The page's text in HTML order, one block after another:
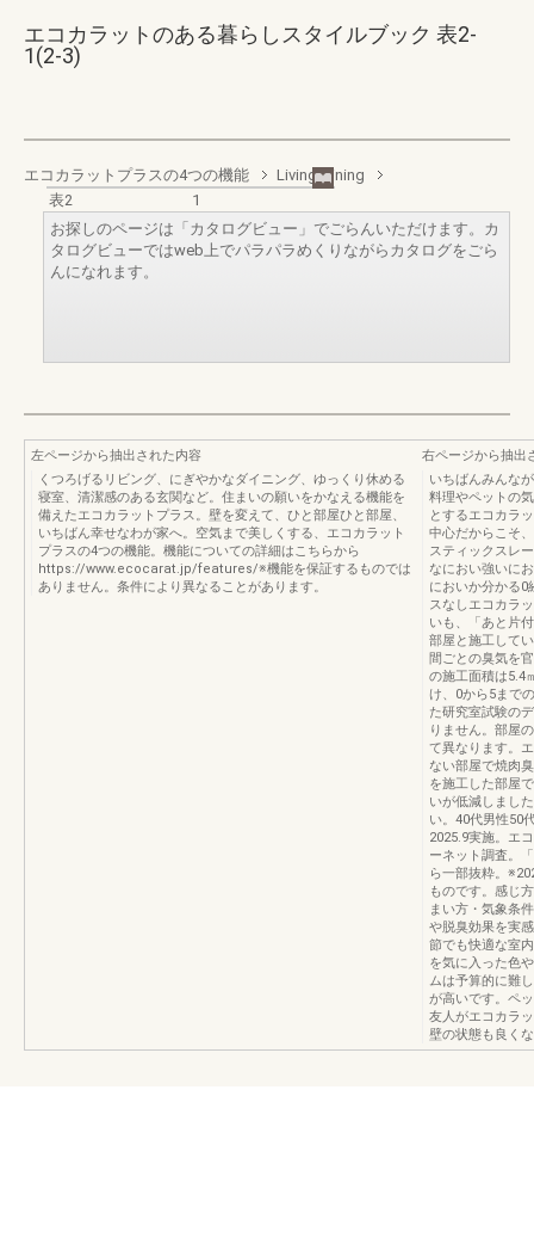
エコカラットのある暮らしスタイルブック 表2-
1(2-3)
エコカラットプラスの4つの機能
Living Dining
表2
1
お探しのページは「カタログビュー」でごらんいただけます。カ
タログビューではweb上でパラパラめくりながらカタログをごら
んになれます。
左ページから抽出された内容
くつろげるリビング、にぎやかなダイニング、ゆっくり休める
寝室、清潔感のある玄関など。住まいの願いをかなえる機能を
備えたエコカラットプラス。壁を変えて、ひと部屋ひと部屋、
いちばん幸せなわが家へ。空気まで美しくする、エコカラット
プラスの4つの機能。機能についての詳細はこちらから
https://www.ecocarat.jp/features/※機能を保証するものでは
ありません。条件により異なることがあります。
右ページから抽出
いちばんみんな
料理やペットの
とするエコカラ
中心だからこそ
スティックスレ
なにおい強いに
においか分かる0
スなしエコカラ
いも、「あと片
部屋と施工して
間ごとの臭気を
の施工面積は5.4
け、0から5まで
た研究室試験の
りません。部屋
て異なります。
ない部屋で焼肉
を施工した部屋
いが低減しまし
い。40代男性50
2025.9実施。エ
ーネット調査。
ら一部抜粋。
ものです。感じ
まい方・気象条
や脱臭効果を実
節でも快適な室
を気に入った色
ムは予算的に難
が高いです。ペ
友人がエコカラ
壁の状態も良く